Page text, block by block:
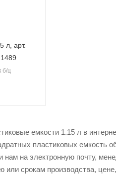
л, арт.
б/ц
емкости 1.15 л в
пластиковых емкость
нам на электронную почту,
срокам производства,